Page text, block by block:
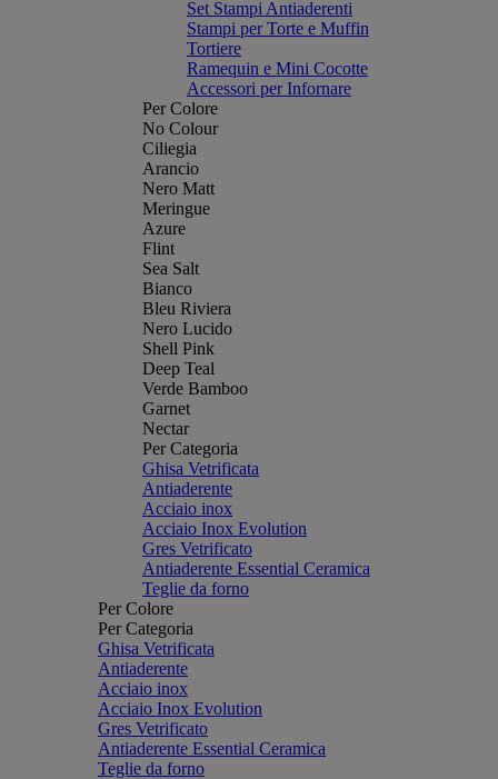
Set Stampi Antiaderenti
Stampi per Torte e Muffin
Tortiere
Ramequin e Mini Cocotte
Accessori per Infornare
Per Colore
No Colour
Ciliegia
Arancio
Nero Matt
Meringue
Azure
Flint
Sea Salt
Bianco
Bleu Riviera
Nero Lucido
Shell Pink
Deep Teal
Verde Bamboo
Garnet
Nectar
Per Categoria
Ghisa Vetrificata
Antiaderente
Acciaio inox
Acciaio Inox Evolution
Gres Vetrificato
Antiaderente Essential Ceramica
Teglie da forno
Per Colore
Per Categoria
Ghisa Vetrificata
Antiaderente
Acciaio inox
Acciaio Inox Evolution
Gres Vetrificato
Antiaderente Essential Ceramica
Teglie da forno